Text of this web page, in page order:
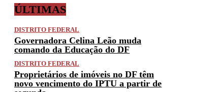
ÚLTIMAS
DISTRITO FEDERAL
Governadora Celina Leão muda
comando da Educação do DF
DISTRITO FEDERAL
Proprietários de imóveis no DF têm
novo vencimento do IPTU a partir de